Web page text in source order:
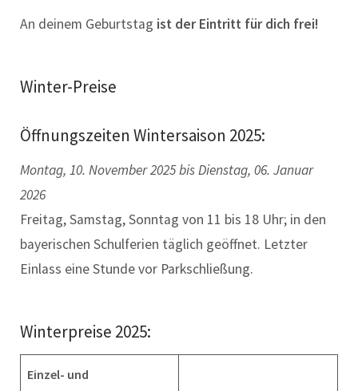
An deinem Geburtstag ist der Eintritt für dich frei!
Winter-Preise
Öffnungszeiten Wintersaison 2025:
Montag, 10. November 2025 bis Dienstag, 06. Januar
2026
Freitag, Samstag, Sonntag von 11 bis 18 Uhr; in den
bayerischen Schulferien täglich geöffnet. Letzter
Einlass eine Stunde vor Parkschließung.
Winterpreise 2025:
Einzel- und